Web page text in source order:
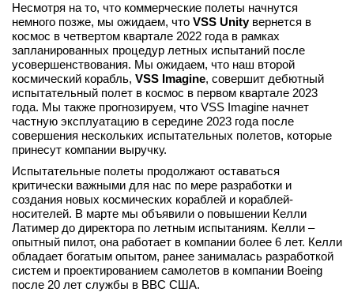
Несмотря на то, что коммерческие полеты начнутся
немного позже, мы ожидаем, что VSS Unityвернется в
космос в четвертом квартале 2022 года в рамках
запланированных процедур летных испытаний после
усовершенствования. Мы ожидаем, что наш второй
космический корабль, VSS Imagine, совершит дебютный
испытательный полет в космос в первом квартале 2023
года. Мы также прогнозируем, что VSS Imagine начнет
частную эксплуатацию в середине 2023 года после
совершения нескольких испытательных полетов, которые
принесут компании выручку.
Испытательные полеты продолжают оставаться
критически важными для нас по мере разработки и
создания новых космических кораблей и кораблей-
носителей. В марте мы объявили о повышении Келли
Латимер до директора по летным испытаниям. Келли –
опытный пилот, она работает в компании более 6 лет. Келли
обладает богатым опытом, ранее занималась разработкой
систем и проектированием самолетов в компании Boeing
после 20 лет службы в ВВС США.